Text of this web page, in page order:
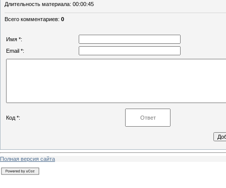
Длительность материала: 00:00:45
Всего комментариев: 0
Имя *:
Email *:
Код *:
Полная версия сайта